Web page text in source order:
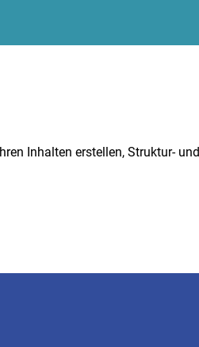
Inhalten erstellen, Struktur- und